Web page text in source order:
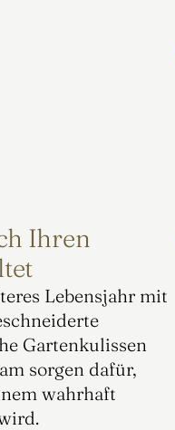
Ihren
Lebensjahr mit
Gartenkulissen
sorgen dafür,
wahrhaft